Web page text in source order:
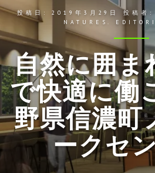
投稿日:2019年3月29日 投稿者
NATURES.
自然に囲ま
で快適に働
野県信濃町
ークセ